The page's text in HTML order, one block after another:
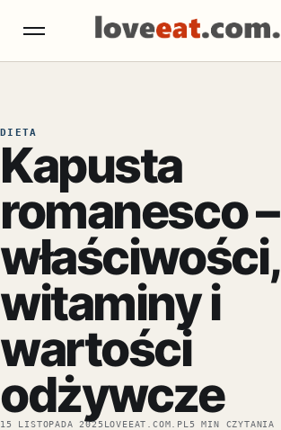
Otwórz menu
DIETA
Kapusta
romanesco –
właściwości,
witaminy i
wartości
odżywcze
15 LISTOPADA 2025LOVEEAT.COM.PL 5 MIN CZYTANIA